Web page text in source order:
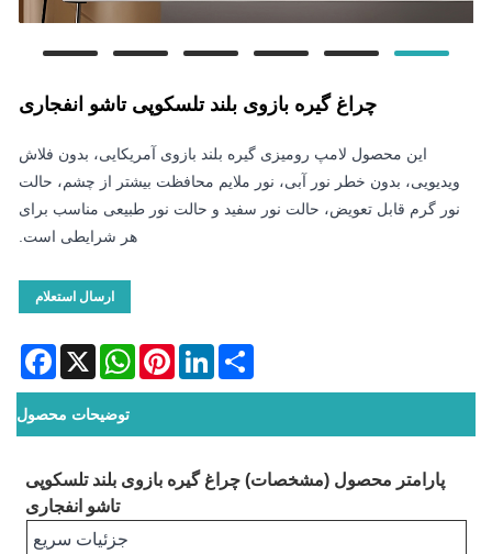
چراغ گیره بازوی بلند تلسکوپی تاشو انفجاری
این محصول لامپ رومیزی گیره بلند بازوی آمریکایی، بدون فلاش
ویدیویی، بدون خطر نور آبی، نور ملایم محافظت بیشتر از چشم، حالت
نور گرم قابل تعویض، حالت نور سفید و حالت نور طبیعی مناسب برای
هر شرایطی است.
ارسال استعلام
X
WhatsAppPinterestLinkedInShare
توضیحات محصول
پارامتر محصول (مشخصات) چراغ گیره بازوی بلند تلسکوپی
تاشو انفجاری
جزئیات سریع